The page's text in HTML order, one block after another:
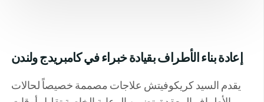
إعادة بناء الأطراف بقيادة خبراء في كامبريدج ولندن
يقدم السيد كريكوفيتش علاجات مصممة خصيصاً لحالات